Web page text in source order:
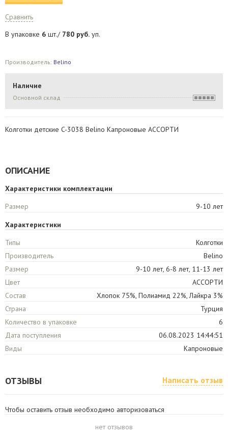
Сравнить
В упаковке 6 шт./ 780 руб. уп.
Производитель: Belino
Наличие
Основной склад
Колготки детские C-3038 Belino Капроновые АССОРТИ
ОПИСАНИЕ
Характеристики комплектации
Размер
9-10 лет
Характеристики
Типы
Колготки
Производитель
Belino
Размер
9-10 лет, 6-8 лет, 11-13 лет
Цвет
АССОРТИ
Состав
Хлопок 75%, Полиамид 22%, Лайкра 3%
Страна
Турция
Количество в упаковке
6
Дата поступления
06.08.2023 14:44:51
Виды
Капроновые
ОТЗЫВЫ Написать отзыв
Чтобы оставить отзыв необходимо авторизоваться
нет отзывов